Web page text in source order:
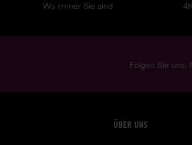
Wo immer Sie sind
Folgen Sie uns,
ÜBER UNS